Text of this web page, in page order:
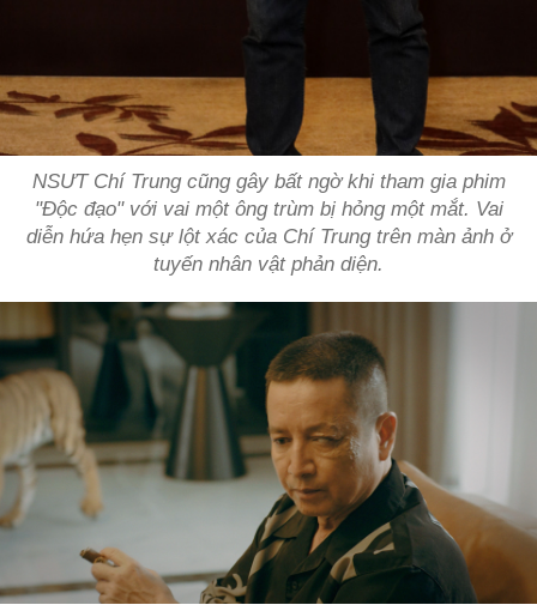
NSƯT Chí Trung cũng gây bất ngờ khi tham gia phim
"Độc đạo" với vai một ông trùm bị hỏng một mắt. Vai
diễn hứa hẹn sự lột xác của Chí Trung trên màn ảnh ở
tuyến nhân vật phản diện.